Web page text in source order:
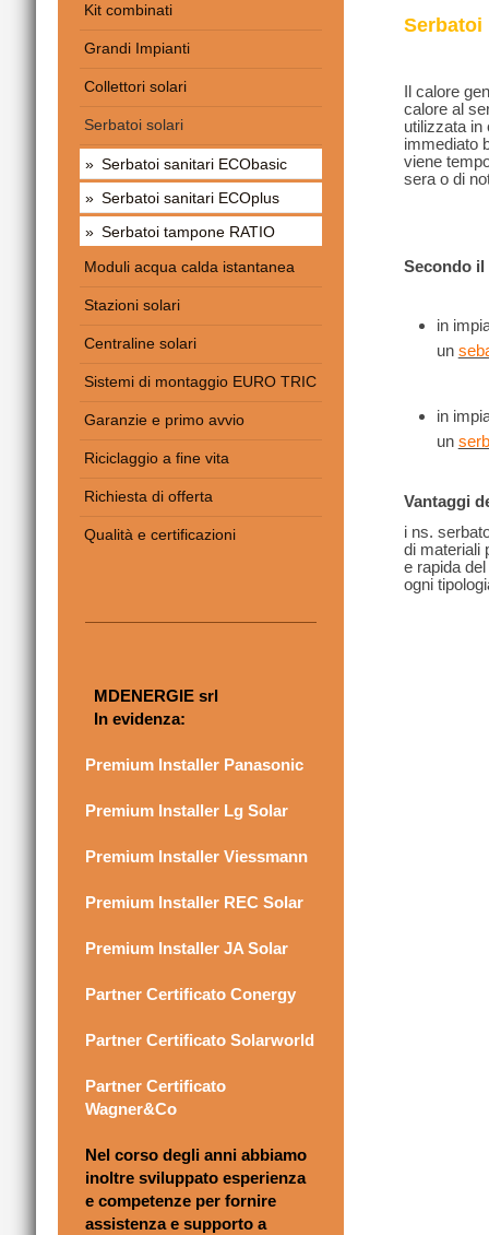
Serbatoi
Il calore
calore al
utilizzata in
immediato
viene
sera o di
Secondo
in
un
in
un
Vantaggi
i ns.
di materiali
e rapida
ogni
Kit combinati
Grandi Impianti
Collettori solari
Serbatoi solari
Serbatoi sanitari ECObasic
Serbatoi sanitari ECOplus
Serbatoi tampone RATIO
Moduli acqua calda istantanea
Stazioni solari
Centraline solari
Sistemi di montaggio EURO TRIC
Garanzie e primo avvio
Riciclaggio a fine vita
Richiesta di offerta
Qualità e certificazioni
MDENERGIE srl
In evidenza:
Premium Installer Panasonic
Premium Installer Lg Solar
Premium Installer Viessmann
Premium Installer REC Solar
Premium Installer JA Solar
Partner Certificato Conergy
Partner Certificato Solarworld
Partner Certificato
Wagner&Co
Nel corso degli anni abbiamo
inoltre sviluppato esperienza
e competenze per fornire
assistenza e supporto a